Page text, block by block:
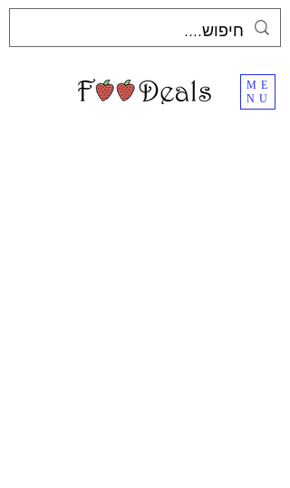
ME
NU